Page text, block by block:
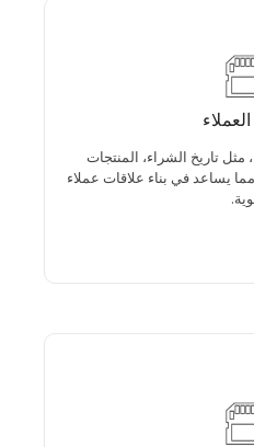
مثل تاريخ الشراء، المنتجات
يساعد في بناء علاقات عملاء
العملاء
مثل تاريخ الشراء، المنتجات
قوية.
والعروض